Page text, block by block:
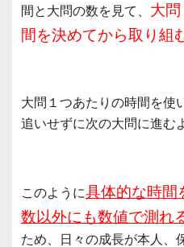
間と大問の数を見て、 大
間を決めてから取り組
大問１つあたりの時間を使
追いせずに次の大問に進む
このように具体的な時間
数以外にも数値で測れ
ため、日々の成長が本人、